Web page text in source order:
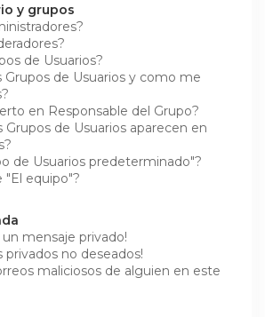
y grupos
de Usuarios?
Grupos de Usuarios y como me
en Responsable del Grupo?
de Usuarios aparecen en
de Usuarios predeterminado"?
"El equipo"?
mensaje privado!
privados no deseados!
maliciosos de alguien en este